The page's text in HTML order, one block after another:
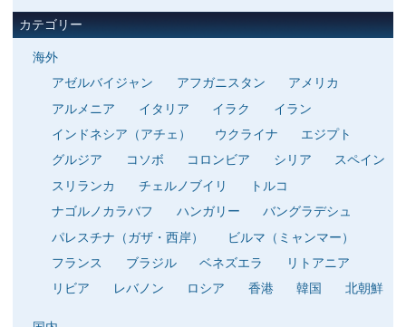
カテゴリー
海外
アゼルバイジャン
アフガニスタン
アメリカ
アルメニア
イタリア イラク
イラン
インドネシア（アチェ）
ウクライナ
エジプト
グルジア
コソボ コロンビア シリア
スペイン
スリランカ
チェルノブイリ
トルコ
ナゴルノカラバフ
ハンガリー
バングラデシュ
パレスチナ（ガザ・西岸）
ビルマ（ミャンマー）
フランス
ブラジル ベネズエラ
リトアニア
リビア
レバノン ロシア 香港 韓国 北朝鮮